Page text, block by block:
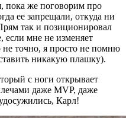
пока же поговорим про
ее запрещали, откуда ни
так и позиционировал
если мне не изменяет
не точно, я просто не помню
никакую плашку).
с ноги открывает
даже MVP, даже
Карл!